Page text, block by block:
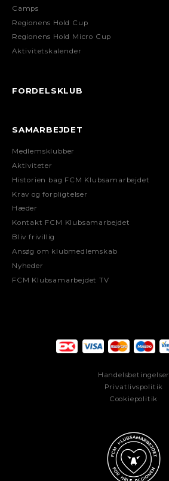
Camps
Regionens Hold Cup
Regionens Hold Micro Cup
Aktivitetskalender
FORDELSKLUB
SAMARBEJDET
Medlemsklubber
Aktiviteter
Historien bag FCM Klubsamarbejdet
Krav og forpligtelser
Hæder
Kontakt FCM Klubsamarbejdet
Bliv frivillig
Ansøg om klubmedlemskab
Nyheder
FCM Klubsamarbejdet TV
Handelsbetingelser
Privatlivspolitik
Cookiepolitik